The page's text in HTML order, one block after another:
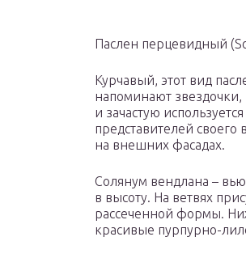
Паслен перцевидный
Курчавый, этот вид
напоминают
и зачастую
представителей своего
на внешних фасадах.
Солянум вендлана –
в высоту. На ветвях
рассеченной формы.
красивые пурпурно-